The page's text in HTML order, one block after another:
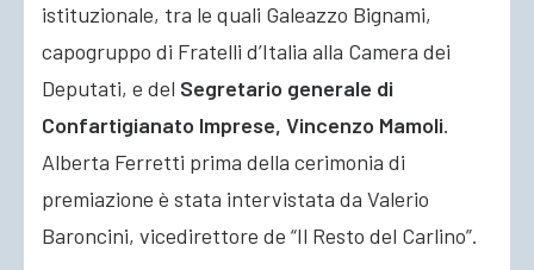
istituzionale, tra le quali Galeazzo Bignami,
capogruppo di Fratelli d’Italia alla Camera dei
Deputati, e del Segretario generale di
Confartigianato Imprese, Vincenzo Mamoli.
Alberta Ferretti prima della cerimonia di
premiazione è stata intervistata da Valerio
Baroncini, vicedirettore de “Il Resto del Carlino”.